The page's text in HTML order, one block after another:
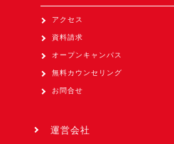
アクセス
資料請求
オープンキャンパス
無料カウンセリング
お問合せ
運営会社